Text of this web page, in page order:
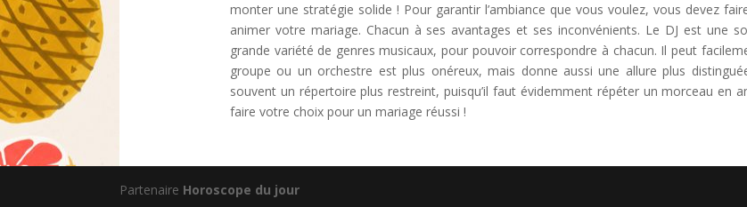
monter une stratégie solide ! Pour garantir l’ambiance que vous voulez, vous devez
animer votre mariage. Chacun à ses avantages et ses inconvénients. Le DJ est une
grande variété de genres musicaux, pour pouvoir correspondre à chacun. Il peut
groupe ou un orchestre est plus onéreux, mais donne aussi une allure plus
souvent un répertoire plus restreint, puisqu’il faut évidemment répéter un morceau en
faire votre choix pour un mariage réussi !
Partenaire Horoscope du jour